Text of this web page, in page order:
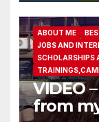
ABOUT ME
JOBS AND
SCHOLARSHIPS
VIDEO
from